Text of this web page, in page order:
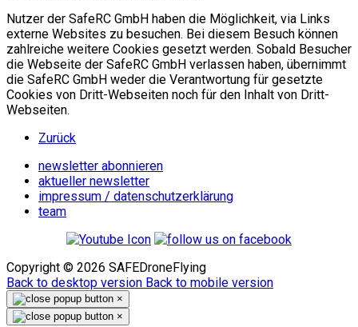
Nutzer der SafeRC GmbH haben die Möglichkeit, via Links
externe Websites zu besuchen. Bei diesem Besuch können
zahlreiche weitere Cookies gesetzt werden. Sobald Besucher
die Webseite der SafeRC GmbH verlassen haben, übernimmt
die SafeRC GmbH weder die Verantwortung für gesetzte
Cookies von Dritt-Webseiten noch für den Inhalt von Dritt-
Webseiten.
Zurück
newsletter abonnieren
aktueller newsletter
impressum / datenschutzerklärung
team
Copyright © 2026 SAFEDroneFlying
Back to desktop version Back to mobile version
×
×